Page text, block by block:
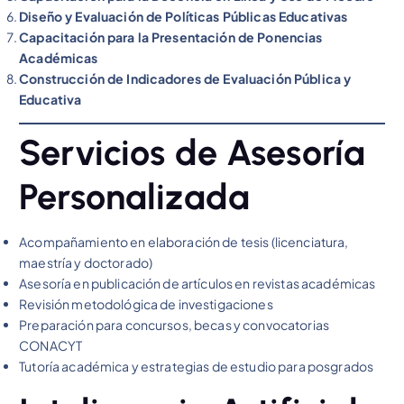
Diseño y Evaluación de Políticas Públicas Educativas
Capacitación para la Presentación de Ponencias
Académicas
Construcción de Indicadores de Evaluación Pública y
Educativa
Servicios de Asesoría
Personalizada
Acompañamiento en elaboración de tesis (licenciatura,
maestría y doctorado)
Asesoría en publicación de artículos en revistas académicas
Revisión metodológica de investigaciones
Preparación para concursos, becas y convocatorias
CONACYT
Tutoría académica y estrategias de estudio para posgrados